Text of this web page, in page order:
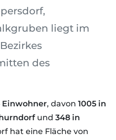
liegt im
des
Einwohner, davon 1005 in
und 348 in
hat eine Fläche von